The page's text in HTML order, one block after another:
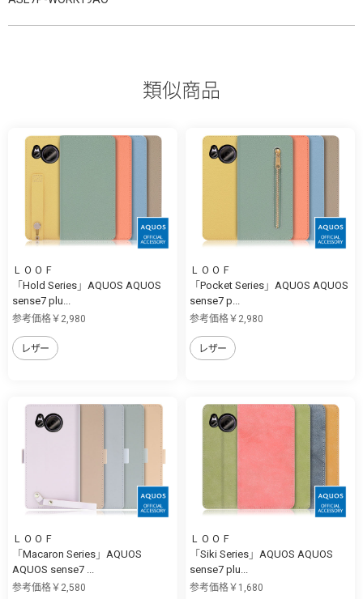
類似商品
ＬＯＯＦ
「Hold Series」AQUOS AQUOS
sense7 plu...
参考価格￥2,980
レザー
ＬＯＯＦ
「Pocket Series」AQUOS AQUOS
sense7 p...
参考価格￥2,980
レザー
ＬＯＯＦ
「Macaron Series」AQUOS
AQUOS sense7 ...
参考価格￥2,580
ＬＯＯＦ
「Siki Series」AQUOS AQUOS
sense7 plu...
参考価格￥1,680